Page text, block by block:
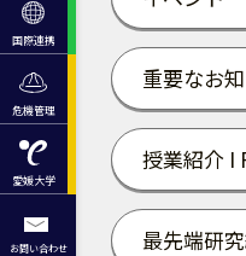
国際連携
危機管理
愛媛大学
お問い合わせ
重要なお
授業紹介 I
最先端研